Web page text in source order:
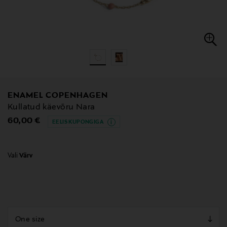
ENAMEL COPENHAGEN
Kullatud käevõru Nara
Original Price
60,00 € EELIS KUPONGIGA
Vali Värv